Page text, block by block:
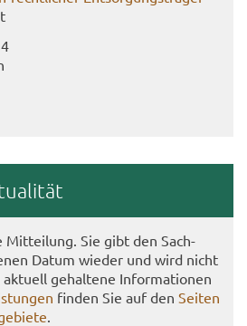
Mit­tei­lung. Sie gibt den Sach­
Datum wie­der und wird nicht
ge­hal­te­ne In­for­ma­tio­nen
fin­den Sie auf den Sei­ten
.